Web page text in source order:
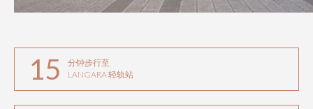
15
分钟步行至
LANGARA 轻轨站